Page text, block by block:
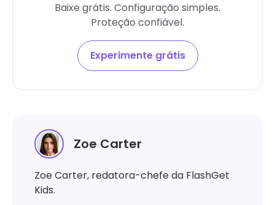
Baixe grátis. Configuração simples.
Proteção confiável.
Experimente grátis
Zoe Carter
Zoe Carter, redatora-chefe da FlashGet
Kids.